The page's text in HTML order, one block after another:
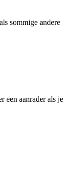
sommige andere
een aanrader als je